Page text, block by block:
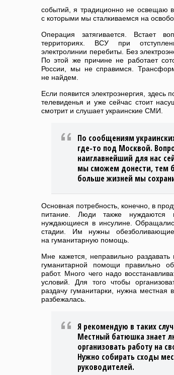
событий, я традиционно не освещаю
с которыми мы сталкиваемся на
Операция затягивается. Встает
территориях. ВСУ при
электролинии перебиты. Без
По этой же причине не работает
России, мы не справимся.
не найдем.
Если появится электроэнергия, здесь
телевиденья и уже сейчас стоит
смотрит и слушает украинские СМИ.
По сообщениям
где-то под Москвой.
наиглавнейший для нас
мы сможем донести, тем
больше жизней мы
Основная потребность, конечно, в
питание. Люди также
нуждающиеся в инсулине.
стадии. Им нужны
на гуманитарную помощь.
Мне кажется, неправильно раздавать
гуманитарной помощи правильно
работ. Много чего надо
условий. Для того чтобы
раздачу гуманитарки, нужна местная
разбежалась.
Я рекомендую в таких
Местный батюшка знает
организовать работу на
Нужно собирать сходы
руководителей.